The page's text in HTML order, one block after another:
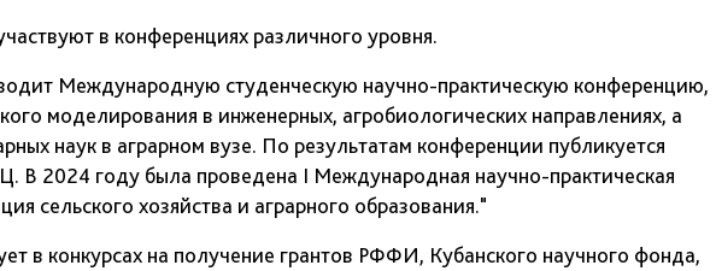
в конференциях различного уровня.
Международную студенческую научно-практическую конференцию,
моделирования в инженерных, агробиологических направлениях, а
наук в аграрном вузе. По результатам конференции публикуется
В 2024 году была проведена I Международная научно-практическая
сельского хозяйства и аграрного образования."
в конкурсах на получение грантов РФФИ, Кубанского научного фонда,